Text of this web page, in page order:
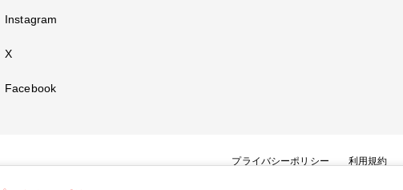
Instagram
X
Facebook
プライバシーポリシー 利用規約